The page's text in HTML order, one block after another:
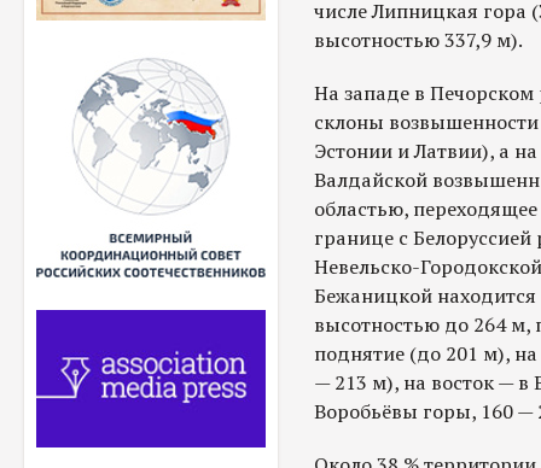
числе Липницкая гора
высотностью 337,9 м).
На западе в Печорском
склоны
Эстонии и Латвии), а
Валдайской
областью,
границе с
Невельско-
Бежаницкой находится
высотностью до 264 м,
поднятие (до 201 м),
— 213 м), на восток — в
Воробьёвы горы, 160 —